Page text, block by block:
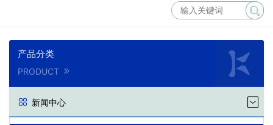
产品分类
PRODUCT
新闻中心